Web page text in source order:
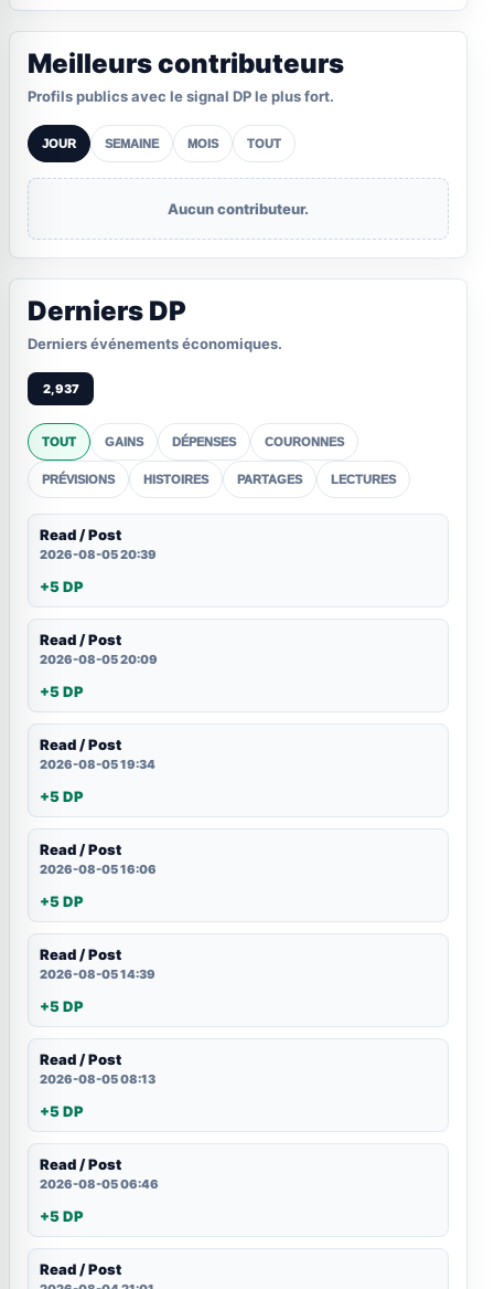
Meilleurs contributeurs
Profils publics avec le signal DP le plus fort.
JOUR SEMAINE MOIS TOUT
Aucun contributeur.
Derniers DP
Derniers événements économiques.
2,937
TOUT GAINS DÉPENSES COURONNES
PRÉVISIONS HISTOIRES PARTAGES LECTURES
Read / Post
2026-08-05 20:39
+5 DP
Read / Post
2026-08-05 20:09
+5 DP
Read / Post
2026-08-05 19:34
+5 DP
Read / Post
2026-08-05 16:06
+5 DP
Read / Post
2026-08-05 14:39
+5 DP
Read / Post
2026-08-05 08:13
+5 DP
Read / Post
2026-08-05 06:46
+5 DP
Read / Post